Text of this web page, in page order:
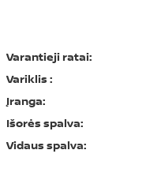
Varantieji ratai:
Variklis :
Įranga:
Išorės spalva:
Vidaus spalva: